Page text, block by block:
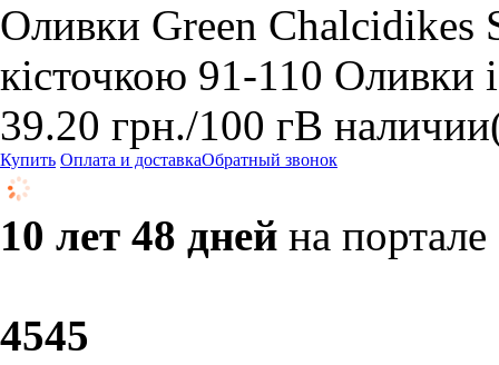
Оливки Green Chalcidikes
кісточкою 91-110 Оливки
39.20 грн./100 гВ наличии
Купить Оплата и доставкаОбратный звонок
10 лет 48 дней на портале
4545